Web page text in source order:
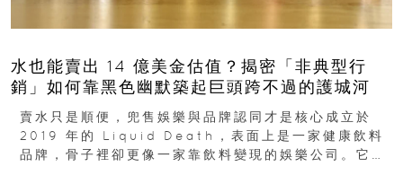
水也能賣出 14 億美金估值？揭密「非典型行
銷」如何靠黑色幽默築起巨頭跨不過的護城河
賣水只是順便，兜售娛樂與品牌認同才是核心成立於
2019 年的 Liquid Death，表面上是一家健康飲料
品牌，骨子裡卻更像一家靠飲料變現的娛樂公司。它最